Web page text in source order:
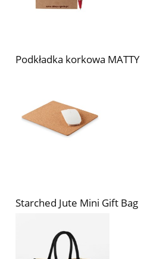
Podkładka korkowa MATTY
Starched Jute Mini Gift Bag